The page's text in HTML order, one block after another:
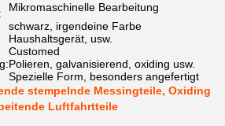
Mikromaschinelle Bearbeitung
schwarz, irgendeine Farbe
Haushaltsgerät, usw.
Customed
Polieren, galvanisierend, oxiding usw.
Spezielle Form, besonders angefertigt
stempelnde Messingteile, Oxiding
Luftfahrtteile